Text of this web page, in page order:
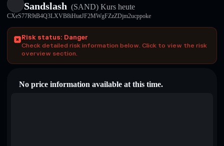
Sandslash (SAND) Kurs heute
CXeS77R9tB4Q3LXVB8iHtatJF2MWgFZzZDjm2ucppoke
Risk status: Danger
Check detailed risk information below. Click to view the risk
overview section.
No price information available at this time.